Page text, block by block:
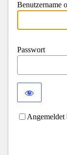
Benutzername
Passwort
Angemeldet